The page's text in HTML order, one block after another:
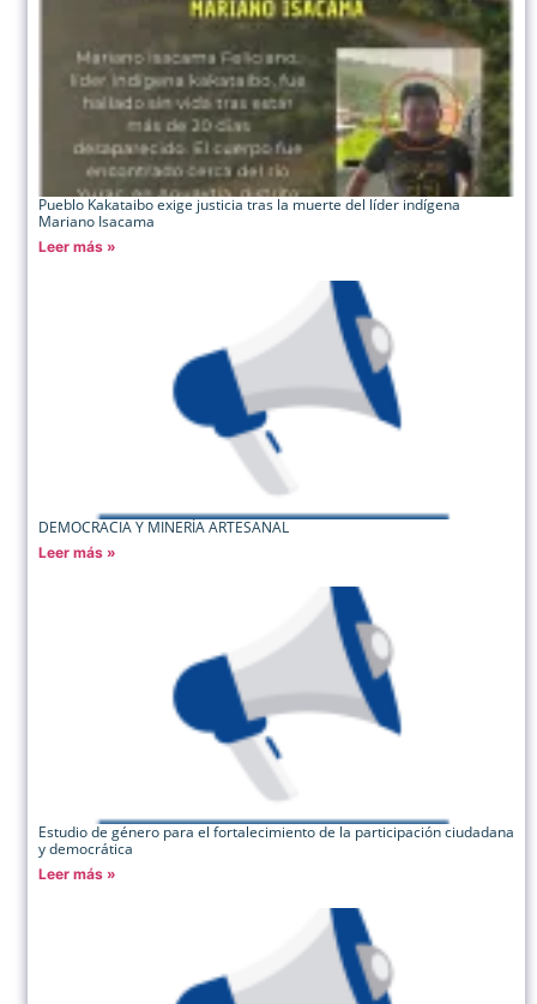
Pueblo Kakataibo exige justicia tras la muerte del líder indígena
Mariano Isacama
Leer más »
DEMOCRACIA Y MINERÍA ARTESANAL
Leer más »
Estudio de género para el fortalecimiento de la participación ciudadana
y democrática
Leer más »